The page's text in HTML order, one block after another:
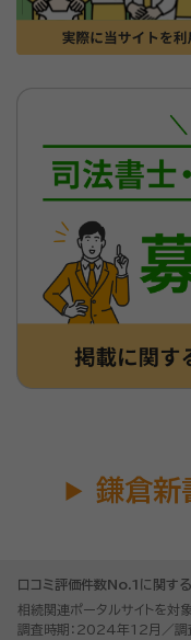
鎌倉新
口コミ評価件数No.1に関す
相続関連ポータルサイトを対
調査時期：2024年12月／調査